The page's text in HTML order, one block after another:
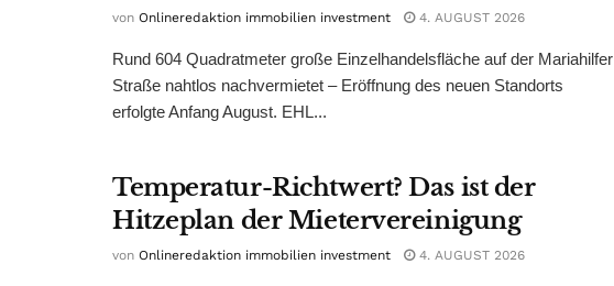
von Onlineredaktion immobilien investment 4. AUGUST 2026
Rund 604 Quadratmeter große Einzelhandelsfläche auf der Mariahilfer
Straße nahtlos nachvermietet – Eröffnung des neuen Standorts
erfolgte Anfang August. EHL...
Temperatur-Richtwert? Das ist der
Hitzeplan der Mietervereinigung
von Onlineredaktion immobilien investment 4. AUGUST 2026